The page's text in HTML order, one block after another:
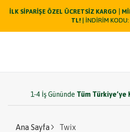
İLK SİPARİŞE ÖZEL ÜCRETSİZ KARGO
TL! | İNDİRİM KODU:
1-4 İş Gününde Tüm Türkiye’ye
Ana Sayfa Twix